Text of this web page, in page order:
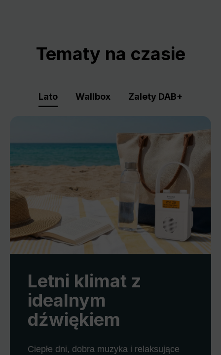
Tematy na czasie
Lato Wallbox Zalety DAB+
Letni klimat z
idealnym
dźwiękiem
Ciepłe dni, dobra muzyka i relaksujące